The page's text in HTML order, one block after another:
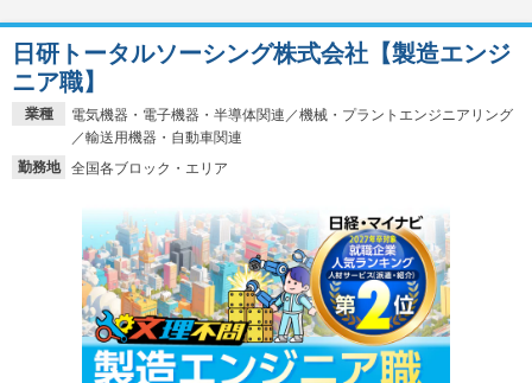
業種
電気機器・電子機器・半導体関連／機械・プラントエンジニアリング
／輸送用機器・自動車関連
勤務地
全国各ブロック・エリア
日研トータルソーシング株式会社【製造エンジ
ニア職】